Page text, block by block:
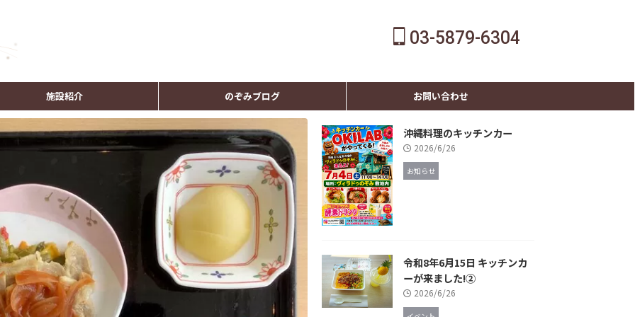
03-5879-6304
施設紹介 のぞみブログ お問い合わせ
沖縄料理のキッチンカー
2026/6/26
お知らせ
令和8年6月15日 キッチンカ
ーが来ました!②
2026/6/26